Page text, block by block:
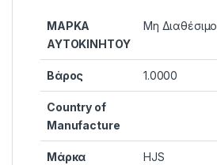
ΜΑΡΚΑ
ΑΥΤΟΚΙΝΗΤΟΥ
Μη Διαθέσιμο
Βάρος 1.0000
Country of
Manufacture
Μάρκα
HJS